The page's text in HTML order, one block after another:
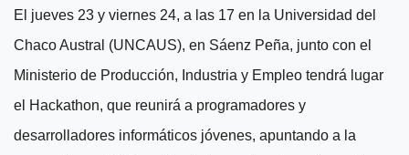
El jueves 23 y viernes 24, a las 17 en la Universidad del
Chaco Austral (UNCAUS), en Sáenz Peña, junto con el
Ministerio de Producción, Industria y Empleo tendrá lugar
el Hackathon, que reunirá a programadores y
desarrolladores informáticos jóvenes, apuntando a la